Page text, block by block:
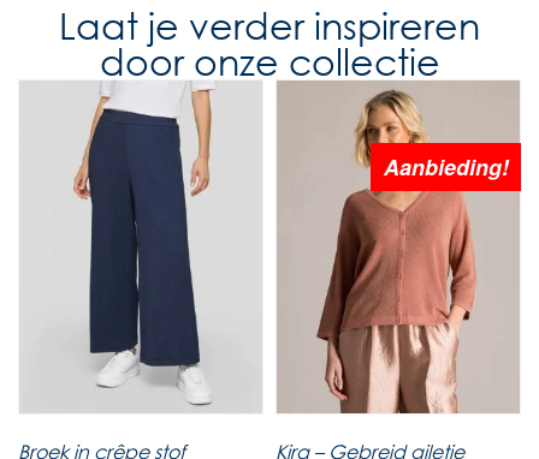
Laat je verder inspireren
door onze collectie
Broek in crêpe stof
Aanbieding!
Kira – Gebreid giletje